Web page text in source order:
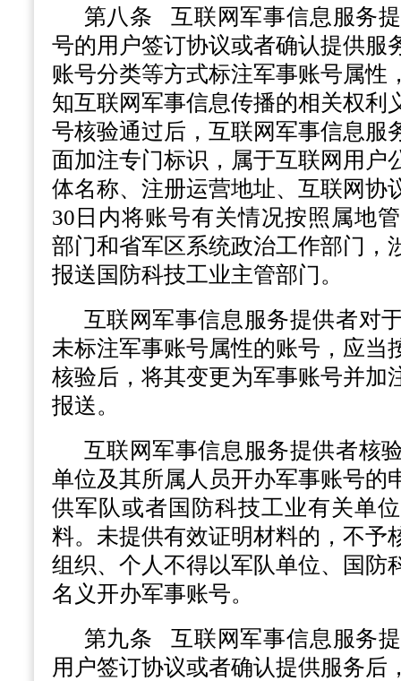
第八条 互联网军事信息服务
号的用户签订协议或者确认提供服
账号分类等方式标注军事账号属性
知互联网军事信息传播的相关权利
号核验通过后，互联网军事信息服
面加注专门标识，属于互联网用户
体名称、注册运营地址、互联网协
30日内将账号有关情况按照属地
部门和省军区系统政治工作部门，
报送国防科技工业主管部门。
互联网军事信息服务提供者对
未标注军事账号属性的账号，应当
核验后，将其变更为军事账号并加
报送。
互联网军事信息服务提供者核
单位及其所属人员开办军事账号的
供军队或者国防科技工业有关单
料。未提供有效证明材料的，不予
组织、个人不得以军队单位、国防
名义开办军事账号。
第九条 互联网军事信息服务
用户签订协议或者确认提供服务后